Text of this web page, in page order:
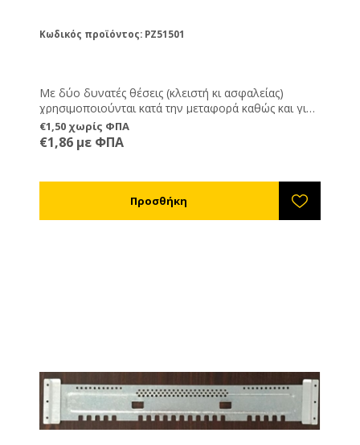
Κωδικός προϊόντος: PZ51501
Με δύο δυνατές θέσεις (κλειστή κι ασφαλείας)
χρησιμοποιούνται κατά την μεταφορά καθώς και για
να προστατεύουν την είσοδο της κυψέλης εναντίων
σφηκών, ποντικών και άλλων εισβολέων. Το
πλεονέκτημα τους είναι ότι μπορούν να μένουν
πιθανότητα να χαθούν.
€1,50 χωρίς ΦΠΑ
€1,86 με ΦΠΑ